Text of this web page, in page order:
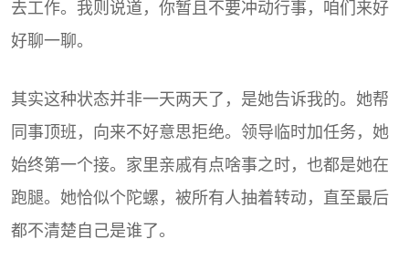
去工作。我则说道，你暂且不要冲动行事，咱们来好
好聊一聊。
其实这种状态并非一天两天了，是她告诉我的。她帮
同事顶班，向来不好意思拒绝。领导临时加任务，她
始终第一个接。家里亲戚有点啥事之时，也都是她在
跑腿。她恰似个陀螺，被所有人抽着转动，直至最后
都不清楚自己是谁了。